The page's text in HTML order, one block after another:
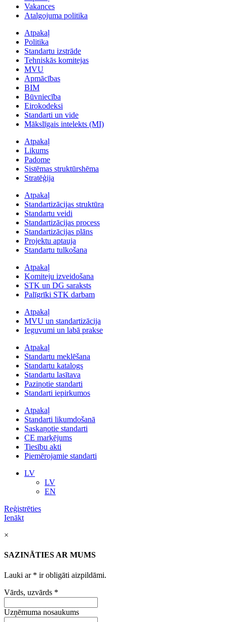
Vakances
Atalgojuma politika
Atpakaļ
Politika
Standartu izstrāde
Tehniskās komitejas
MVU
Apmācības
BIM
Būvniecība
Eirokodeksi
Standarti un vide
Mākslīgais intelekts (MI)
Atpakaļ
Likums
Padome
Sistēmas struktūrshēma
Stratēģija
Atpakaļ
Standartizācijas struktūra
Standartu veidi
Standartizācijas process
Standartizācijas plāns
Projektu aptauja
Standartu tulkošana
Atpakaļ
Komiteju izveidošana
STK un DG saraksts
Palīgrīki STK darbam
Atpakaļ
MVU un standartizācija
Ieguvumi un labā prakse
Atpakaļ
Standartu meklēšana
Standartu katalogs
Standartu lasītava
Paziņotie standarti
Standarti iepirkumos
Atpakaļ
Standarti likumdošanā
Saskaņotie standarti
CE marķējums
Tiesību akti
Piemērojamie standarti
LV
LV
EN
Reģistrēties
Ienākt
×
SAZINĀTIES AR MUMS
Lauki ar * ir obligāti aizpildāmi.
Vārds, uzvārds *
Uzņēmuma nosaukums